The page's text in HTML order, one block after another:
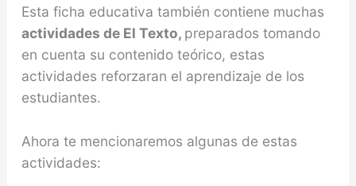
Esta ficha educativa también contiene muchas
actividades de El Texto, preparados tomando
en cuenta su contenido teórico, estas
actividades reforzaran el aprendizaje de los
estudiantes.
Ahora te mencionaremos algunas de estas
actividades: